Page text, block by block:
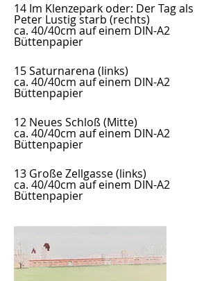
14 Im Klenzepark oder: Der Tag als
Peter Lustig starb (rechts)
ca. 40/40cm auf einem DIN-A2
Büttenpapier
15 Saturnarena (links)
ca. 40/40cm auf einem DIN-A2
Büttenpapier
12 Neues Schloß(Mitte)
ca. 40/40cm auf einem DIN-A2
Büttenpapier
13 Große Zellgasse(links)
ca. 40/40cm auf einem DIN-A2
Büttenpapier